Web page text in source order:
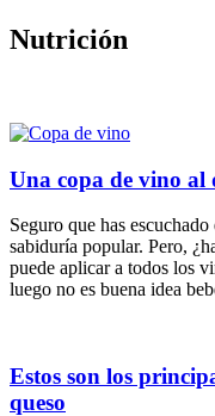
Nutrición
Una copa de vino
Seguro que has
sabiduría popular. Pero,
puede aplicar a todos los
luego no es buena idea
Estos son los
queso